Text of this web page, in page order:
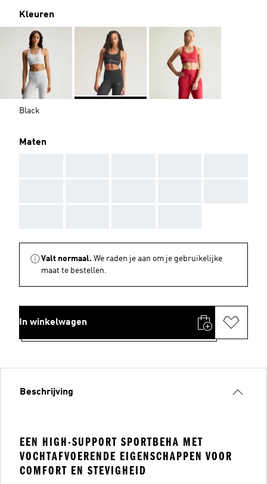
Kleuren
Black
Maten
Valt normaal. We raden je aan om je gebruikelijke
maat te bestellen.
In winkelwagen
Beschrijving
EEN HIGH-SUPPORT SPORTBEHA MET
VOCHTAFVOERENDE EIGENSCHAPPEN VOOR
COMFORT EN STEVIGHEID